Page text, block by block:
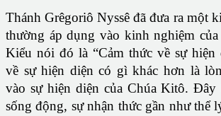
Thánh Grêgoriô Nyssê đã đưa ra một
thường áp dụng vào kinh nghiệm
Kiểu nói đó là “Cảm thức về sự hiện
về sự hiện diện có gì khác hơn là
vào sự hiện diện của Chúa Kitô. Đây
sống động, sự nhận thức gần như thể